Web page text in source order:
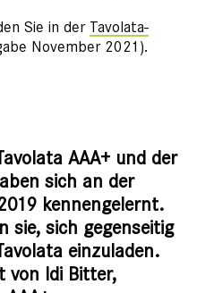
Sie in der Tavolata-
November 2021).
AAA+ und der
sich an der
kennengelernt.
sie, sich gegenseitig
einzuladen.
von Idi Bitter,